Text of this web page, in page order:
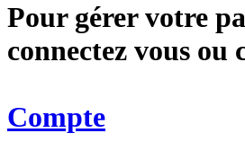
Pour gérer votre
connectez vous
Compte